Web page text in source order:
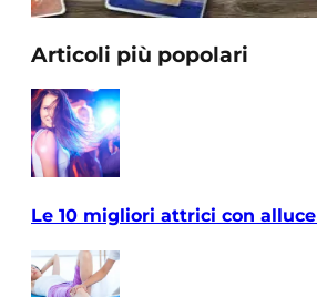
Articoli più popolari
Le 10 migliori attrici con